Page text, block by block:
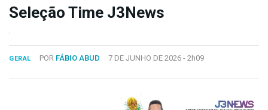
J3NEWS
Seleção Time J3News
GERAL POR FÁBIO ABUD 7 DE JUNHO DE 2026 - 2h09